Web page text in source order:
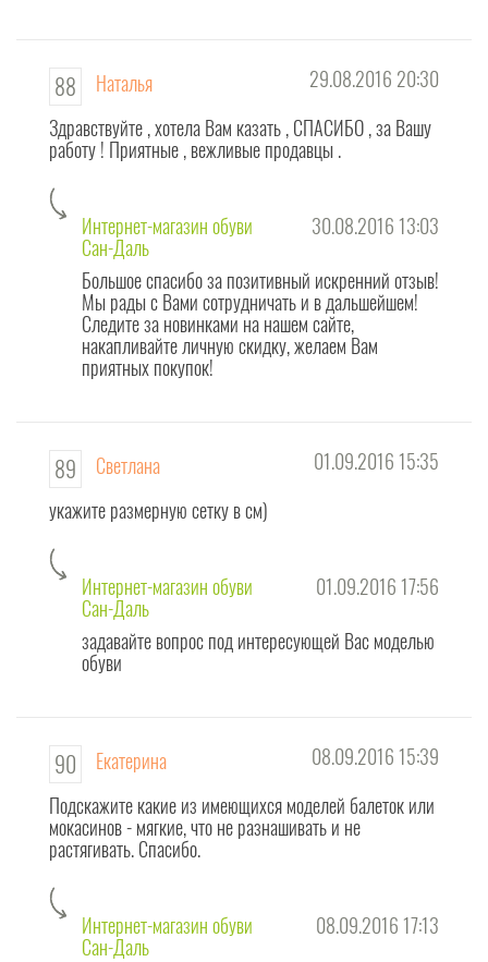
88 Наталья
29.08.2016 20:30
Здравствуйте , хотела Вам казать , СПАСИБО , за Вашу
работу ! Приятные , вежливые продавцы .
Интернет-магазин обуви
Сан-Даль
30.08.2016 13:03
Большое спасибо за позитивный искренний отзыв!
Мы рады с Вами сотрудничать и в дальшейшем!
Следите за новинками на нашем сайте,
накапливайте личную скидку, желаем Вам
приятных покупок!
89 Светлана
01.09.2016 15:35
укажите размерную сетку в см)
Интернет-магазин обуви
Сан-Даль
01.09.2016 17:56
задавайте вопрос под интересующей Вас моделью
обуви
90 Екатерина
08.09.2016 15:39
Подскажите какие из имеющихся моделей балеток или
мокасинов - мягкие, что не разнашивать и не
растягивать. Спасибо.
Интернет-магазин обуви
Сан-Даль
08.09.2016 17:13